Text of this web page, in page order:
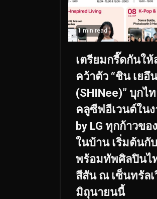
1 min read
เตรียมกรี๊ดกันใ
คว้าตัว “ชิน เยอึ
(SHINee)” บุกไ
คลูซีฟอีเวนต์ในง
by LG ทุกก้าวข
ในบ้าน เริ่มต้นกั
พร้อมทัพศิลปินไ
สีสัน ณ เซ็นทรัลเ
มิถุนายนนี้